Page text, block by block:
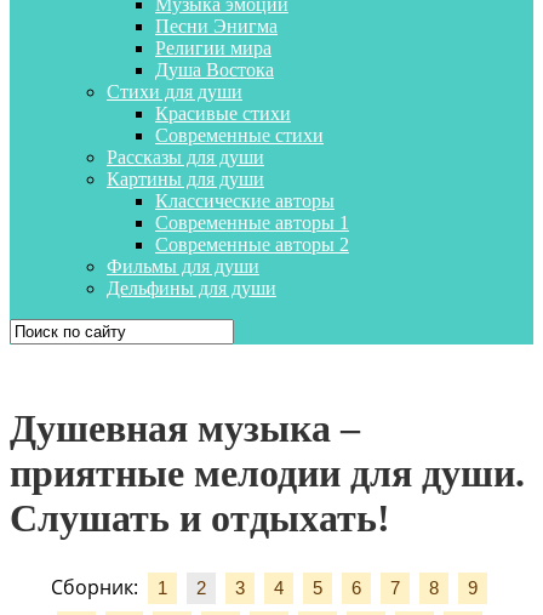
Музыка эмоций
Песни Энигма
Религии мира
Душа Востока
Стихи для души
Красивые стихи
Современные стихи
Рассказы для души
Картины для души
Классические авторы
Современные авторы 1
Современные авторы 2
Фильмы для души
Дельфины для души
Душевная музыка –
приятные мелодии для души.
Слушать и отдыхать!
Сборник: 1 2 3 4 5 6 7 8
9